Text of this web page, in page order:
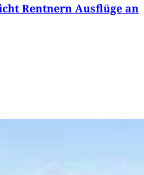
Rentnern Ausflüge an